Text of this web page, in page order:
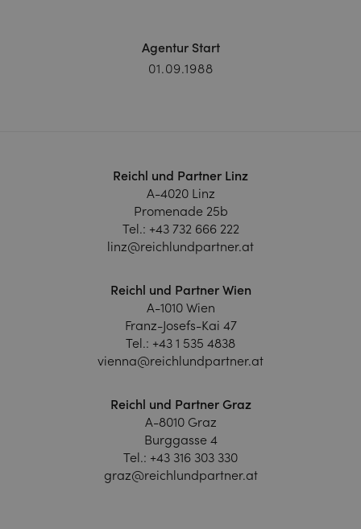
Agentur Start
01.09.1988
Reichl und Partner Linz
A-4020 Linz
Promenade 25b
Tel.: +43 732 666 222
linz@reichlundpartner.at
Reichl und Partner Wien
A-1010 Wien
Franz-Josefs-Kai 47
Tel.: +43 1 535 4838
vienna@reichlundpartner.at
Reichl und Partner Graz
A-8010 Graz
Burggasse 4
Tel.: +43 316 303 330
graz@reichlundpartner.at